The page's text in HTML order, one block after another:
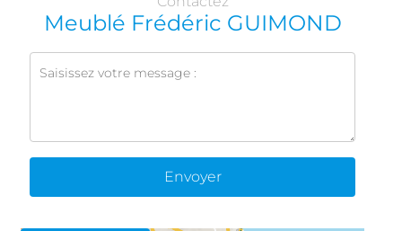
Meublé Frédéric GUIMOND
Envoyer